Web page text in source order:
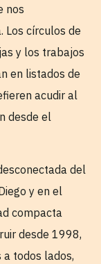
nos
Los círculos de
y los trabajos
en listados de
acudir al
desde el
del
y en el
compacta
desde 1998,
todos lados,